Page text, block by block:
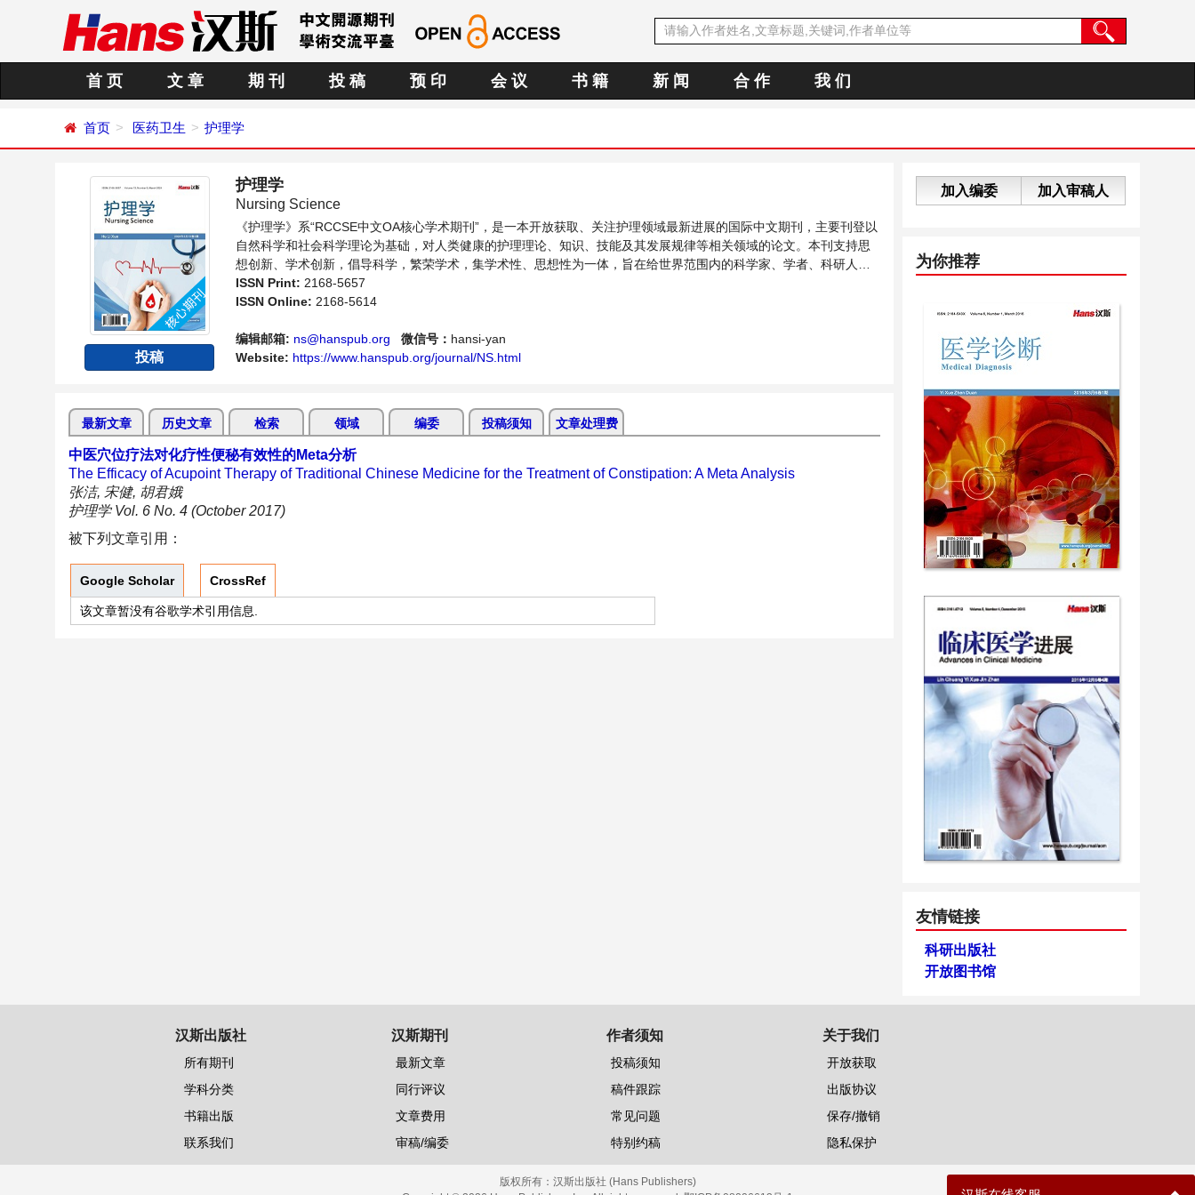
首 页 文 章 期 刊 投 稿 预 印 会 议 书 籍 新 闻 合 作 我 们
首页 医药卫生 护理学
投稿
护理学
Nursing Science
《护理学》系“RCCSE中文OA核心学术期刊”，是一本开放获取、关注护理领域最新进展的国际中文期刊，主要刊登以
自然科学和社会科学理论为基础，对人类健康的护理理论、知识、技能及其发展规律等相关领域的论文。本刊支持思
想创新、学术创新，倡导科学，繁荣学术，集学术性、思想性为一体，旨在给世界范围内的科学家、学者、科研人员
提供一个传播、分享和讨论护理学领域内不同方向问题与发展的交流平台。
ISSN Print: 2168-5657
ISSN Online: 2168-5614
编辑邮箱: ns@hanspub.org 微信号： hansi-yan
Website: https://www.hanspub.org/journal/NS.html
最新文章 历史文章 检索 领域 编委 投稿须知 文章处理费
中医穴位疗法对化疗性便秘有效性的Meta分析
The Efficacy of Acupoint Therapy of Traditional Chinese Medicine for the Treatment of Constipation: A Meta Analysis
张洁, 宋健, 胡君娥
护理学 Vol. 6 No. 4 (October 2017)
被下列文章引用：
Google Scholar CrossRef
该文章暂没有谷歌学术引用信息.
加入编委 加入审稿人
为你推荐
友情链接
科研出版社
开放图书馆
汉斯出版社
所有期刊
学科分类
书籍出版
联系我们
汉斯期刊
最新文章
同行评议
文章费用
审稿/编委
作者须知
投稿须知
稿件跟踪
常见问题
特别约稿
关于我们
开放获取
出版协议
保存/撤销
隐私保护
版权所有： 汉斯出版社 (Hans Publishers)